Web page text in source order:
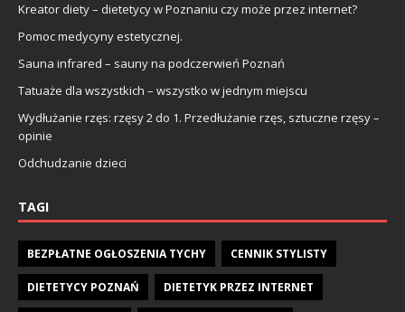
Kreator diety – dietetycy w Poznaniu czy może przez internet?
Pomoc medycyny estetycznej.
Sauna infrared – sauny na podczerwień Poznań
Tatuaże dla wszystkich – wszystko w jednym miejscu
Wydłużanie rzęs: rzęsy 2 do 1. Przedłużanie rzęs, sztuczne rzęsy –
opinie
Odchudzanie dzieci
TAGI
BEZPŁATNE OGŁOSZENIA TYCHY CENNIK STYLISTY
DIETETYCY POZNAŃ DIETETYK PRZEZ INTERNET